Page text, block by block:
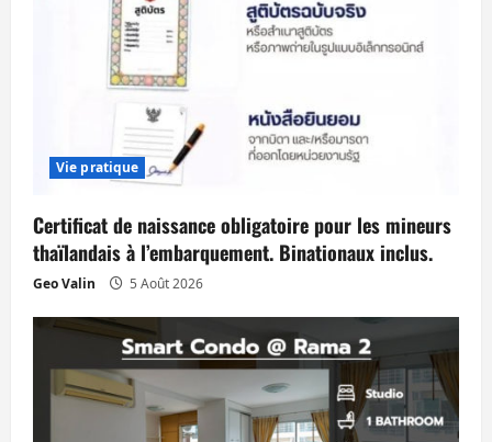
Vie pratique
Certificat de naissance obligatoire pour les mineurs
thaïlandais à l’embarquement. Binationaux inclus.
Geo Valin 5 Août 2026